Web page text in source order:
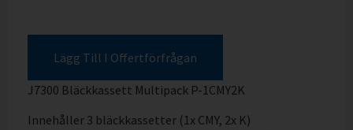
Lägg Till I Offertförfrågan
J7300 Bläckkassett Multipack P-1CMY2K
Innehåller 3 bläckkassetter (1x CMY, 2x K)